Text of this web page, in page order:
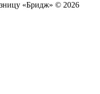
«Бридж» © 2026